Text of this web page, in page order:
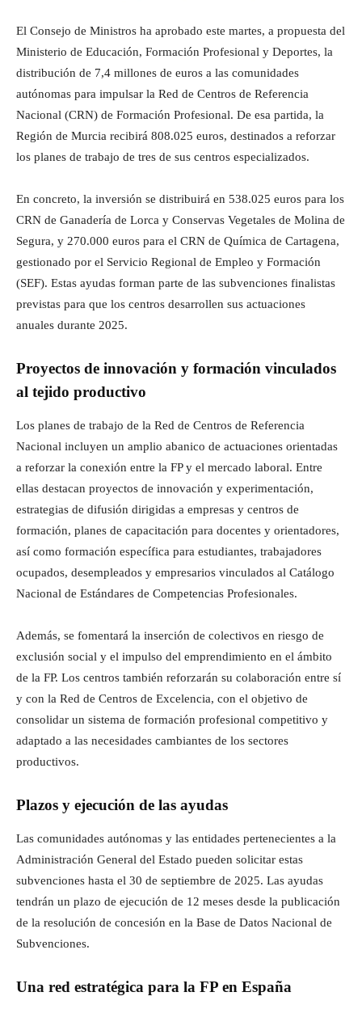
El Consejo de Ministros ha aprobado este martes, a propuesta del
Ministerio de Educación, Formación Profesional y Deportes, la
distribución de 7,4 millones de euros a las comunidades
autónomas para impulsar la Red de Centros de Referencia
Nacional (CRN) de Formación Profesional. De esa partida, la
Región de Murcia recibirá 808.025 euros, destinados a reforzar
los planes de trabajo de tres de sus centros especializados.
En concreto, la inversión se distribuirá en 538.025 euros para los
CRN de Ganadería de Lorca y Conservas Vegetales de Molina de
Segura, y 270.000 euros para el CRN de Química de Cartagena,
gestionado por el Servicio Regional de Empleo y Formación
(SEF). Estas ayudas forman parte de las subvenciones finalistas
previstas para que los centros desarrollen sus actuaciones
anuales durante 2025.
Proyectos de innovación y formación vinculados
al tejido productivo
Los planes de trabajo de la Red de Centros de Referencia
Nacional incluyen un amplio abanico de actuaciones orientadas
a reforzar la conexión entre la FP y el mercado laboral. Entre
ellas destacan proyectos de innovación y experimentación,
estrategias de difusión dirigidas a empresas y centros de
formación, planes de capacitación para docentes y orientadores,
así como formación específica para estudiantes, trabajadores
ocupados, desempleados y empresarios vinculados al Catálogo
Nacional de Estándares de Competencias Profesionales.
Además, se fomentará la inserción de colectivos en riesgo de
exclusión social y el impulso del emprendimiento en el ámbito
de la FP. Los centros también reforzarán su colaboración entre sí
y con la Red de Centros de Excelencia, con el objetivo de
consolidar un sistema de formación profesional competitivo y
adaptado a las necesidades cambiantes de los sectores
productivos.
Plazos y ejecución de las ayudas
Las comunidades autónomas y las entidades pertenecientes a la
Administración General del Estado pueden solicitar estas
subvenciones hasta el 30 de septiembre de 2025. Las ayudas
tendrán un plazo de ejecución de 12 meses desde la publicación
de la resolución de concesión en la Base de Datos Nacional de
Subvenciones.
Una red estratégica para la FP en España